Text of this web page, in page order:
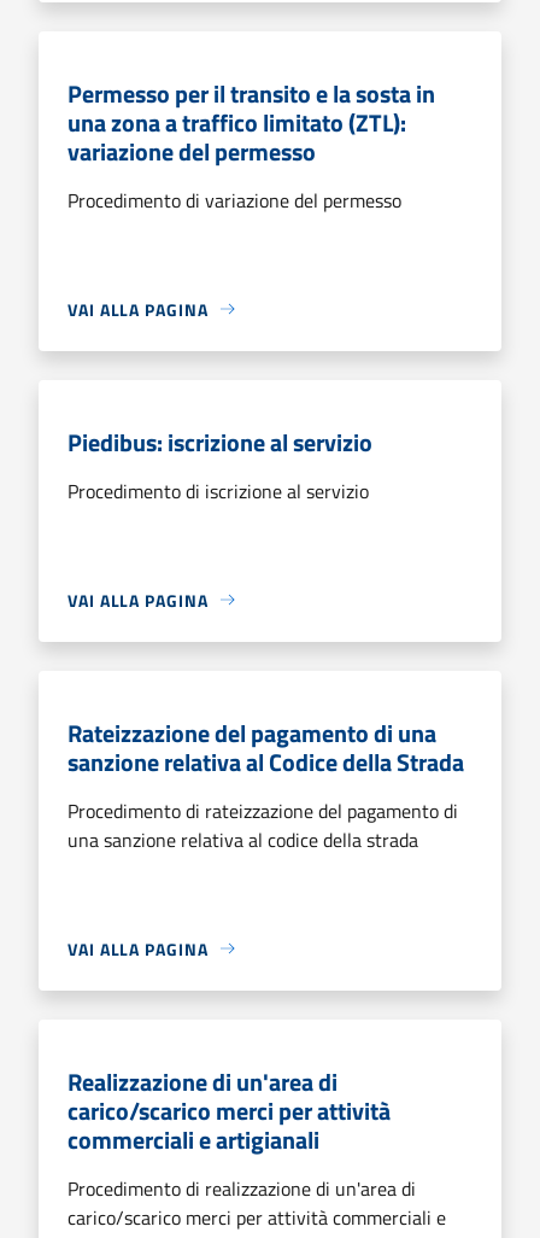
Permesso per il transito e la sosta in
una zona a traffico limitato (ZTL):
variazione del permesso
Procedimento di variazione del permesso
VAI ALLA PAGINA
Piedibus: iscrizione al servizio
Procedimento di iscrizione al servizio
VAI ALLA PAGINA
Rateizzazione del pagamento di una
sanzione relativa al Codice della Strada
Procedimento di rateizzazione del pagamento di
una sanzione relativa al codice della strada
VAI ALLA PAGINA
Realizzazione di un'area di
carico/scarico merci per attività
commerciali e artigianali
Procedimento di realizzazione di un'area di
carico/scarico merci per attività commerciali e